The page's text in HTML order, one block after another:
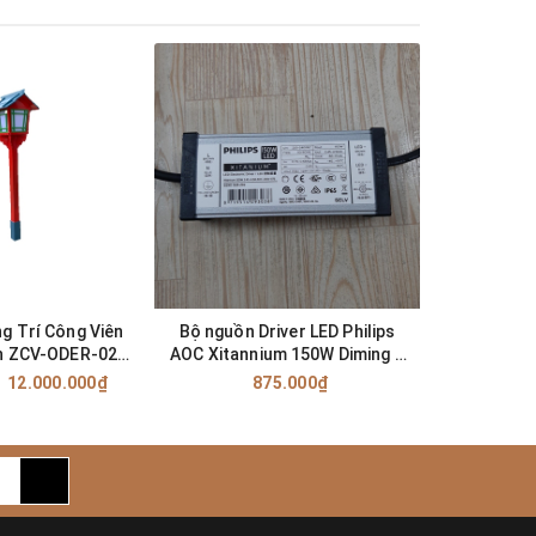
kỳ
độ
Trí Công Viên
ZCV-ODER-025
12.000.000₫
Bộ nguồn Driver LED Philips
AOC Xitannium 150W Diming 1
công suất
875.000₫